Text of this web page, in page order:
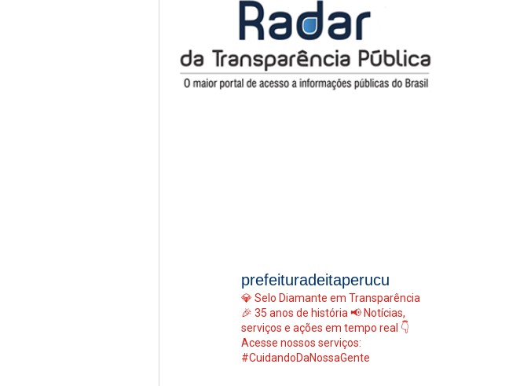
prefeituradeitaperucu
💎 Selo Diamante em Transparência
🎉 35 anos de história 📢 Notícias,
serviços e ações em tempo real 👇
Acesse nossos serviços:
#CuidandoDaNossaGente